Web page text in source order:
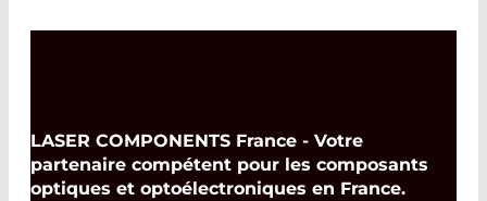
LASER COMPONENTS France - Votre
partenaire compétent pour les composants
optiques et optoélectroniques en France.